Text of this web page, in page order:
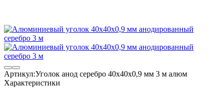
Артикул:Уголок анод серебро 40х40х0,9 мм 3 м алюм
Характеристики